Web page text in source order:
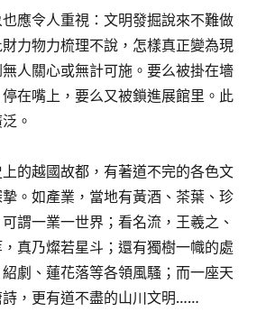
應令人重視：文明發掘說來不難做
力物力梳理不說，怎樣真正變為現
人關心或無計可施。要么被掛在墻
在嘴上，要么又被鎖進展館里。此
。
的越國故都，有著道不完的各色文
。如產業，當地有黃酒、茶葉、珍
謂一業一世界；看名流，王羲之、
真乃燦若星斗；還有獨樹一幟的處
劇、蓮花落等各領風騷；而一座天
，更有道不盡的山川文明……